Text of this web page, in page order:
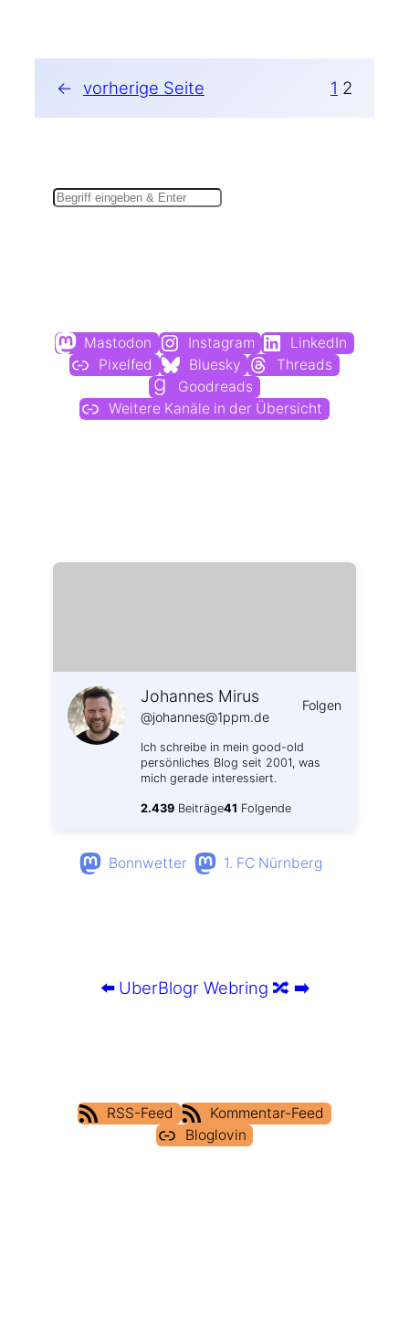
← vorherige Seite 1 2
Mastodon Instagram
LinkedIn
Pixelfed
Bluesky
Threads
Goodreads
Weitere Kanäle in der Übersicht
Johannes Mirus
@johannes@1ppm.de
Folgen
Ich schreibe in mein good-old
persönliches Blog seit 2001, was
mich gerade interessiert.
2.439 Beiträge41 Folgende
Bonnwetter 1. FC Nürnberg
⬅️ UberBlogr Webring 🔀 ➡️
RSS-Feed
Kommentar-Feed
Bloglovin